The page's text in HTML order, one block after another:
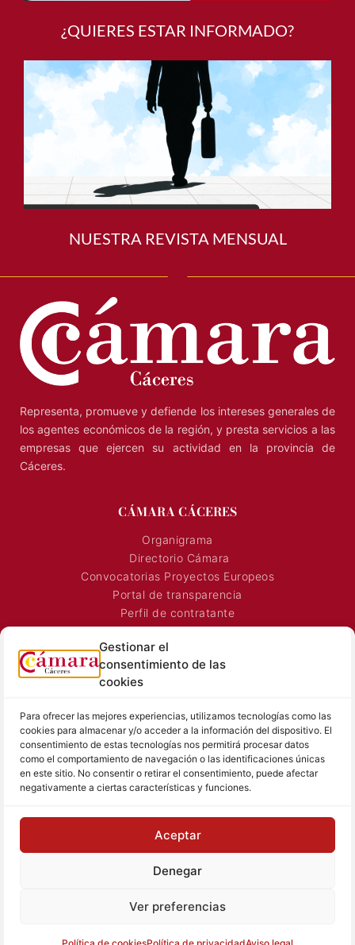
Gestionar el
consentimiento de las
cookies
Para ofrecer las mejores experiencias, utilizamos tecnologías como las
cookies para almacenar y/o acceder a la información del dispositivo. El
consentimiento de estas tecnologías nos permitirá procesar datos
como el comportamiento de navegación o las identificaciones únicas
en este sitio. No consentir o retirar el consentimiento, puede afectar
negativamente a ciertas características y funciones.
Aceptar
Denegar
Ver preferencias
¿QUIERES ESTAR INFORMADO?
NUESTRA REVISTA MENSUAL
Representa, promueve y defiende los intereses generales de
los agentes económicos de la región, y presta servicios a las
empresas que ejercen su actividad en la provincia de
Cáceres.
CÁMARA CÁCERES
Organigrama
Directorio Cámara
Convocatorias Proyectos Europeos
Portal de transparencia
Perfil de contratante
Horarios Comerciales
Señalización Comercial
SALA DE PRENSA
Noticias Cámara
Sala de prensa
TEXTOS LEGALES
Aviso Legal
Política de Privacidad
© Cámara de Comercio de Cáceres